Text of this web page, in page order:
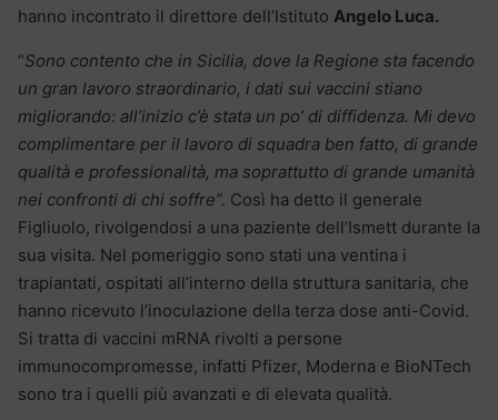
hanno incontrato il direttore dell’Istituto Angelo Luca.
“Sono contento che in Sicilia, dove la Regione sta facendo
un gran lavoro straordinario, i dati sui vaccini stiano
migliorando: all’inizio c’è stata un po’ di diffidenza. Mi devo
complimentare per il lavoro di squadra ben fatto, di grande
qualità e professionalità, ma soprattutto di grande umanità
nei confronti di chi soffre”. Così ha detto il generale
Figliuolo, rivolgendosi a una paziente dell’Ismett durante la
sua visita. Nel pomeriggio sono stati una ventina i
trapiantati, ospitati all’interno della struttura sanitaria, che
hanno ricevuto l’inoculazione della terza dose anti-Covid.
Si tratta di vaccini mRNA rivolti a persone
immunocompromesse, infatti Pfizer, Moderna e BioNTech
sono tra i quelli più avanzati e di elevata qualità.